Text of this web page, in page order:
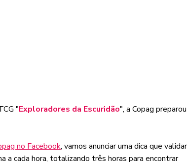
"Exploradores da Escuridão", a Copag preparou
no Facebook, vamos anunciar uma dica que
a cada hora, totalizando três horas para encontrar